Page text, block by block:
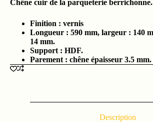
Chêne cuir de la parqueterie berrichonne.
Finition : vernis
Longueur : 590 mm, largeur : 140
14 mm.
Support : HDF.
Parement : chêne épaisseur 3.5 mm.
Description